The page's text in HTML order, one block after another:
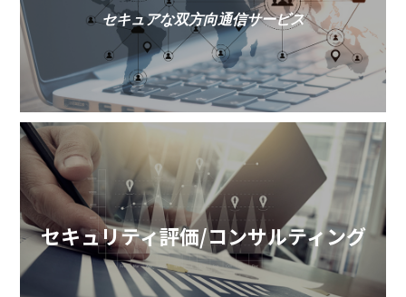
セキュアな双方向通信サービス
セキュリティ評価/コンサルティング